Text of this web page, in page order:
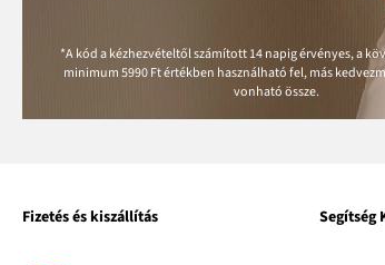
*A kód a kézhezvételtől számított 14 napig érvényes, a
minimum5990 Ftértékben használható fel, más
vonható össze.
Fizetés és kiszállítás Segítség